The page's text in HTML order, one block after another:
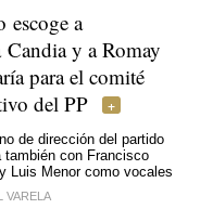
escoge a
Candia y a Romay
para el comité
del PP
de dirección del partido
también con Francisco
Luis Menor como vocales
VARELA